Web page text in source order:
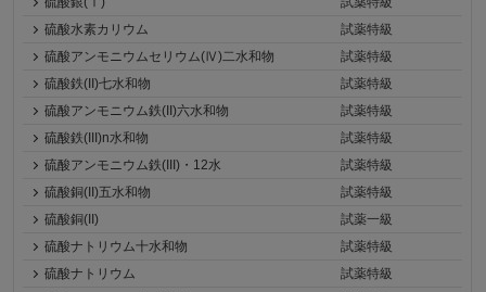
硫酸水素カリウム
試薬特級
硫酸アンモニウムセリウム(Ⅳ)二水和物
試薬特級
硫酸鉄(II)七水和物
試薬特級
硫酸アンモニウム鉄(II)六水和物
試薬特級
硫酸鉄(III)n水和物
試薬特級
硫酸アンモニウム鉄(III)・12水
試薬特級
硫酸銅(II)五水和物
試薬特級
硫酸銅(II)
試薬一級
硫酸ナトリウム十水和物
試薬特級
硫酸ナトリウム
試薬特級